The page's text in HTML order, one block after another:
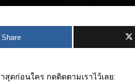
Share
ดก่อนใคร กดติดตามเราไว้เลย: